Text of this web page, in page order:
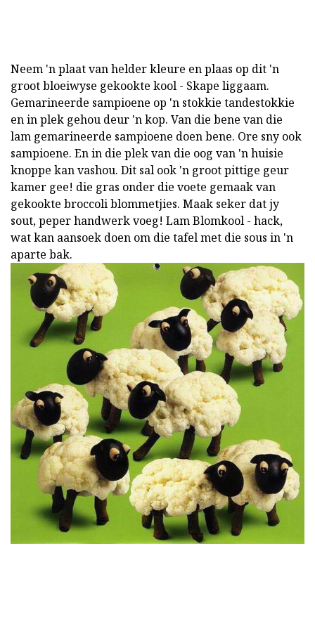
Neem 'n plaat van helder kleure en plaas op dit 'n
groot bloeiwyse gekookte kool - Skape liggaam.
Gemarineerde sampioene op 'n stokkie tandestokkie
en in plek gehou deur 'n kop. Van die bene van die
lam gemarineerde sampioene doen bene. Ore sny ook
sampioene. En in die plek van die oog van 'n huisie
knoppe kan vashou. Dit sal ook 'n groot pittige geur
kamer gee! die gras onder die voete gemaak van
gekookte broccoli blommetjies. Maak seker dat jy
sout, peper handwerk voeg! Lam Blomkool - hack,
wat kan aansoek doen om die tafel met die sous in 'n
aparte bak.